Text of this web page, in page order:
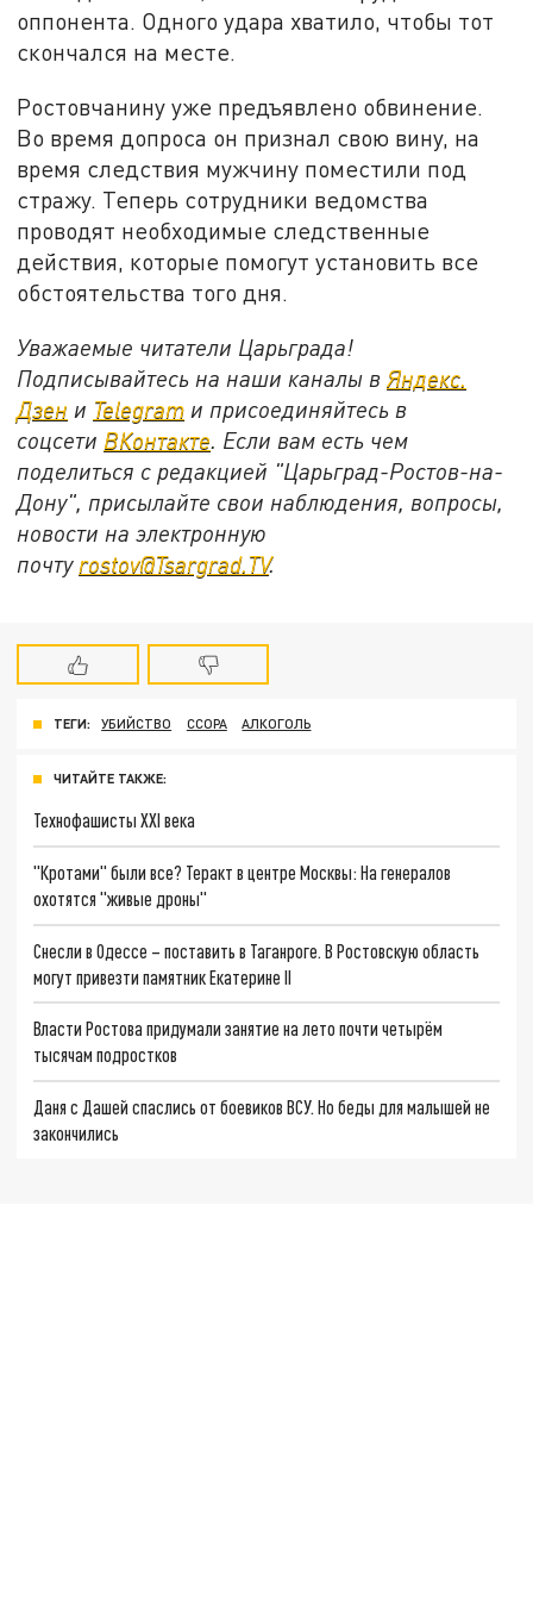
оппонента. Одного удара хватило, чтобы тот
скончался на месте.
Ростовчанину уже предъявлено обвинение.
Во время допроса он признал свою вину, на
время следствия мужчину поместили под
стражу. Теперь сотрудники ведомства
проводят необходимые следственные
действия, которые помогут установить все
обстоятельства того дня.
Уважаемые читатели Царьграда!
Подписывайтесь на наши каналы вЯндекс.
Дзен и Telegram и присоединяйтесь в
соцсети ВКонтакте. Если вам есть чем
поделиться с редакцией "Царьград-Ростов-на-
Дону", присылайте свои наблюдения, вопросы,
новости на электронную
почту rostov@Tsargrad.ТV.
ТЕГИ: УБИЙСТВО ССОРА АЛКОГОЛЬ
ЧИТАЙТЕ ТАКЖЕ:
Технофашисты XXI века
"Кротами" были все? Теракт в центре Москвы: На генералов
охотятся "живые дроны"
Снесли в Одессе – поставить в Таганроге. В Ростовскую область
могут привезти памятник Екатерине II
Власти Ростова придумали занятие на лето почти четырём
тысячам подростков
Даня с Дашей спаслись от боевиков ВСУ. Но беды для малышей не
закончились